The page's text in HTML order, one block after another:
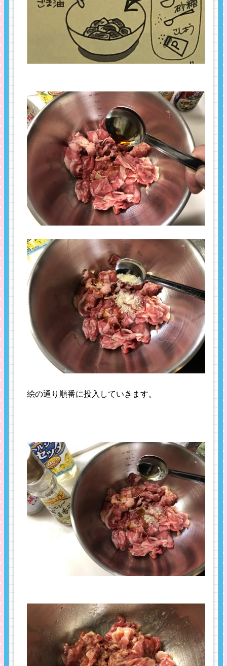
絵の通り順番に投入していきます。